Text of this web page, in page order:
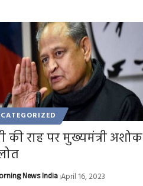
की राह पर मुख्यमंत्री अशोक
News India April 16, 2023